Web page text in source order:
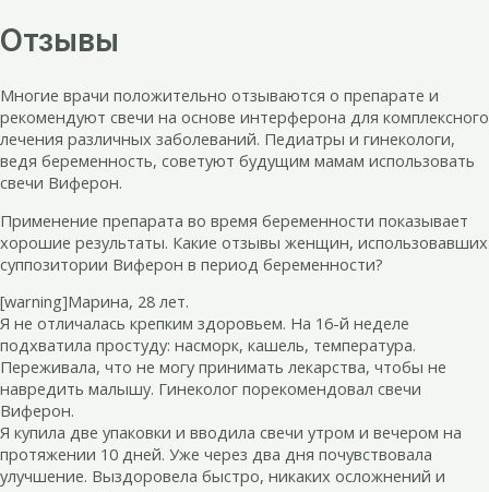
Отзывы
Многие врачи положительно отзываются о препарате и
рекомендуют свечи на основе интерферона для комплексного
лечения различных заболеваний. Педиатры и гинекологи,
ведя беременность, советуют будущим мамам использовать
свечи Виферон.
Применение препарата во время беременности показывает
хорошие результаты. Какие отзывы женщин, использовавших
суппозитории Виферон в период беременности?
[warning]Марина, 28 лет.
Я не отличалась крепким здоровьем. На 16-й неделе
подхватила простуду: насморк, кашель, температура.
Переживала, что не могу принимать лекарства, чтобы не
навредить малышу. Гинеколог порекомендовал свечи
Виферон.
Я купила две упаковки и вводила свечи утром и вечером на
протяжении 10 дней. Уже через два дня почувствовала
улучшение. Выздоровела быстро, никаких осложнений и